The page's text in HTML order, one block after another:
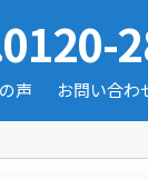
声 お問い合わ